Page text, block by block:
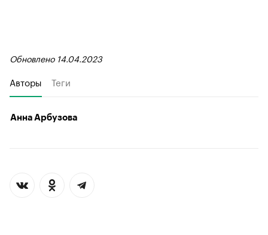
Обновлено 14.04.2023
Авторы Теги
Анна Арбузова